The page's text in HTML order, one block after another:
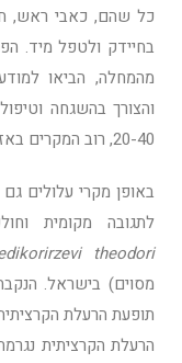
כל שהם, כאבי ראש,
בחיידק ולטפל מיד.
מהמחלה, הביאו
והצורך בהשגחה
20-40, רוב המקרים באזור השרון ואין יודעים להסביר למה ומדוע.
באופן מקרי עלולים
לתגובה מקומית
theodori
מסוים) בישראל.
תופעת הרעלת
הרעלת הקרציתית